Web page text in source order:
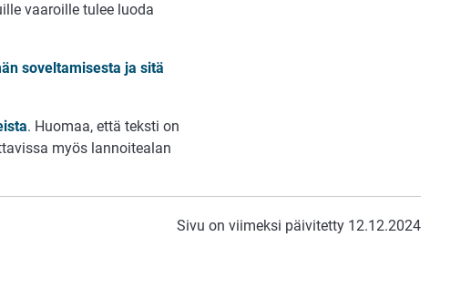
vaaroille tulee luoda
soveltamisesta ja sitä
. Huomaa, että teksti on
myös lannoitealan
Sivu on viimeksi päivitetty 12.12.2024